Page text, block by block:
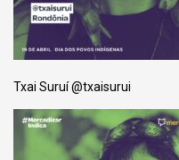
Txai Suruí @‌txaisurui